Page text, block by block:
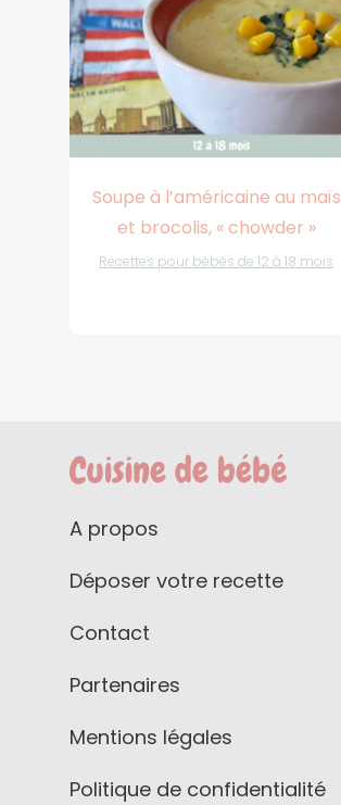
Soupe à l’américaine au maïs
et brocolis, « chowder »
Recettes pour bébés de 12 à 18 mois
A propos
Déposer votre recette
Contact
Partenaires
Mentions légales
Politique de confidentialité